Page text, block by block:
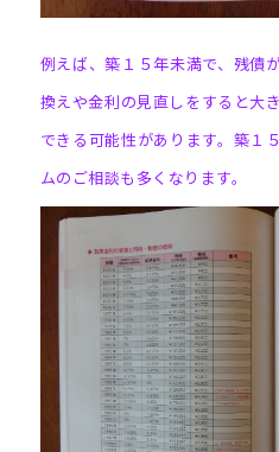
例えば、築１５年未満で、残債
換えや金利の見直しをすると大
できる可能性があります。築１
ムのご相談も多くなります。